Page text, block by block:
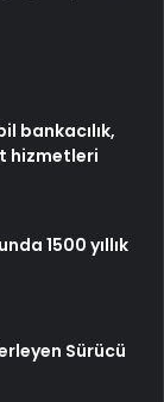
bankacılık,
hizmetleri
1500 yıllık
Sürücü